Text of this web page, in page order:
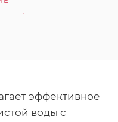
эффективное
воды с